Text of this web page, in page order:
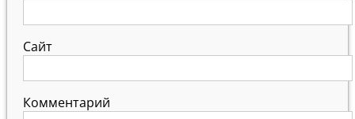
Сайт
Комментарий